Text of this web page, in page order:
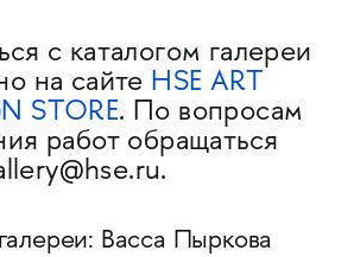
с каталогом галереи
на сайте HSE ART
STORE. По вопросам
работ обращаться
Васса Пыркова